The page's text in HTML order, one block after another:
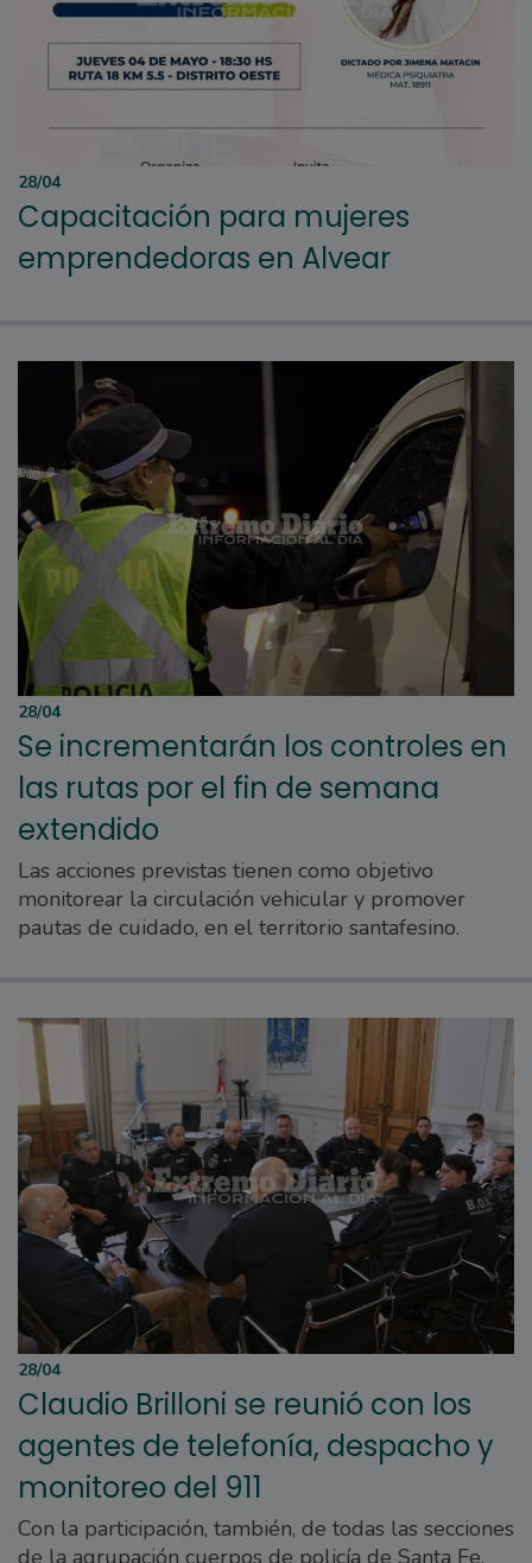
28/04
Capacitación para mujeres
emprendedoras en Alvear
28/04
Se incrementarán los controles en
las rutas por el fin de semana
extendido
Las acciones previstas tienen como objetivo
monitorear la circulación vehicular y promover
pautas de cuidado, en el territorio santafesino.
28/04
Claudio Brilloni se reunió con los
agentes de telefonía, despacho y
monitoreo del 911
Con la participación, también, de todas las secciones
de la agrupación cuerpos de policía de Santa Fe.